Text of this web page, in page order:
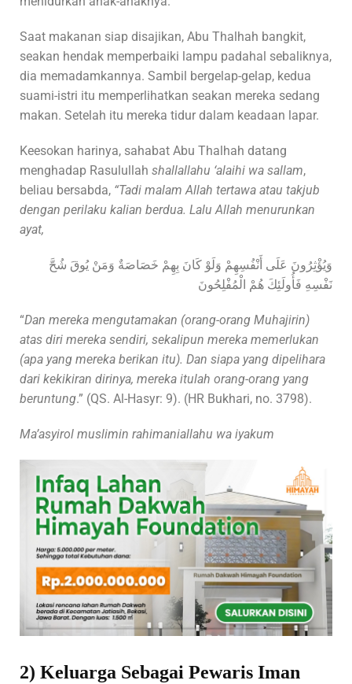
Saat makanan siap disajikan, Abu Thalhah bangkit,
seakan hendak memperbaiki lampu padahal sebaliknya,
dia memadamkannya. Sambil bergelap-gelap, kedua
suami-istri itu memperlihatkan seakan mereka sedang
makan. Setelah itu mereka tidur dalam keadaan lapar.
Keesokan harinya, sahabat Abu Thalhah datang
menghadap Rasulullah shallallahu ‘alaihi wa sallam,
beliau bersabda, “Tadi malam Allah tertawa atau takjub
dengan perilaku kalian berdua. Lalu Allah menurunkan
ayat,
وَيُؤْثِرُونَ عَلَى أَنْفُسِهِمْ وَلَوْ كَانَ بِهِمْ خَصَاصَةٌ وَمَنْ يُوقَ شُحَّ
نَفْسِهِ فَأُولَئِكَ هُمْ الْمُفْلِحُونَ
“Dan mereka mengutamakan (orang-orang Muhajirin)
atas diri mereka sendiri, sekalipun mereka memerlukan
(apa yang mereka berikan itu). Dan siapa yang dipelihara
dari kekikiran dirinya, mereka itulah orang-orang yang
beruntung.” (QS. Al-Hasyr: 9). (HR Bukhari, no. 3798).
Ma’asyirol muslimin rahimaniallahu wa iyakum
2) Keluarga Sebagai Pewaris Iman